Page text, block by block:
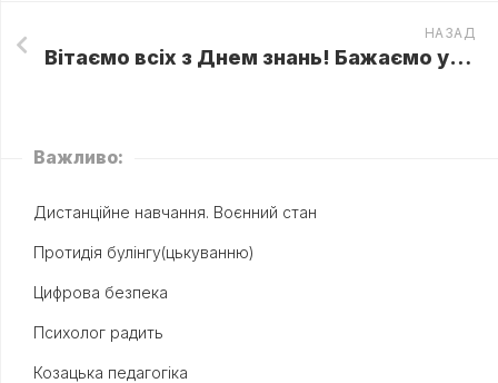
НАЗАД
Вітаємо всіх з Днем знань! Бажаємо успішного навчання, натхнення і зіркових злетів! З нетерпінням чекаємо на зустріч зі своїми вихованцями і разом до нових звершень і творчих Олімпів!
Важливо:
Дистанційне навчання. Воєнний стан
Протидія булінгу(цькуванню)
Цифрова безпека
Психолог радить
Козацька педагогіка